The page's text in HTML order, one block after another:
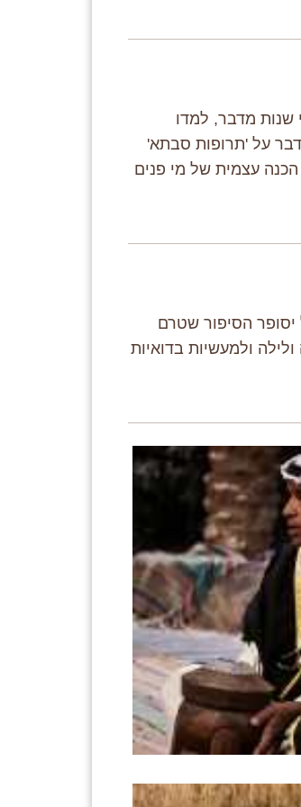
שנות מדבר, למדו
על 'תרופות סבתא'
הכנה עצמית של מי פנים
הסיפור שטרם
ולמעשיות בדואיות